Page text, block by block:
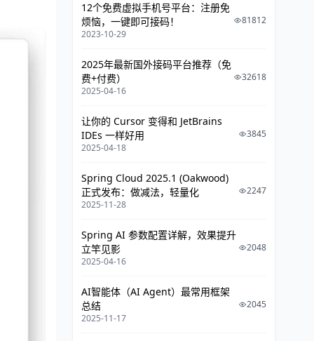
12个免费虚拟手机号平台：注册免
烦恼，一键即可接码！
2023-10-29
81812
2025年最新国外接码平台推荐（免
费+付费）
2025-04-16
32618
让你的 Cursor 变得和 JetBrains
IDEs 一样好用
2025-04-18
3845
Spring Cloud 2025.1 (Oakwood)
正式发布：做减法，轻量化
2025-11-28
2247
Spring AI 参数配置详解，效果提升
立竿见影
2025-04-16
2048
AI智能体（AI Agent）最常用框架
总结
2025-11-17
2045